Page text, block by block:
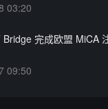
03:20
Bridge 完成欧盟 MiCA
09:50